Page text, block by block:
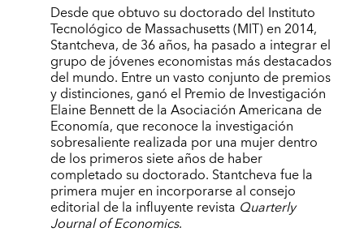
Desde que obtuvo su doctorado del Instituto
Tecnológico de Massachusetts (MIT) en 2014,
Stantcheva, de 36 años, ha pasado a integrar el
grupo de jóvenes economistas más destacados
del mundo. Entre un vasto conjunto de premios
y distinciones, ganó el Premio de Investigación
Elaine Bennett de la Asociación Americana de
Economía, que reconoce la investigación
sobresaliente realizada por una mujer dentro
de los primeros siete años de haber
completado su doctorado. Stantcheva fue la
primera mujer en incorporarse al consejo
editorial de la influyente revista Quarterly
Journal of Economics.